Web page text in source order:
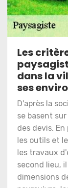
Les
dans la
ses
D'après la
se basent
des devis.
les outils et
les travaux
second lieu,
dimensions